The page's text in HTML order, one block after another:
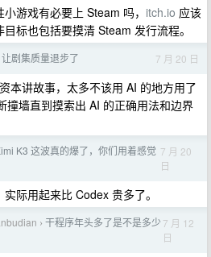
游戏有必要上 Steam 吗， itch.io 应该
标也包括要摸清 Steam 发行流程。
剧集质量退步了 7 月 20 日
本讲故事，太多不该用 AI 的地方用了
撞墙直到摸索出 AI 的正确用法和边界
K3 这波真的爆了，你们用着感觉 7 月 20
日
际用起来比 Codex 贵多了。
› 干程序年头多了是不是多少7 月 12
日